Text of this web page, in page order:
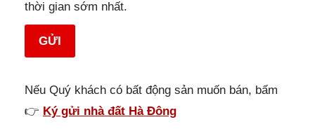
thời gian sớm nhất.
GỬI
Nếu Quý khách có bất động sản muốn bán, bấm
👉 Ký gửi nhà đất Hà Đông